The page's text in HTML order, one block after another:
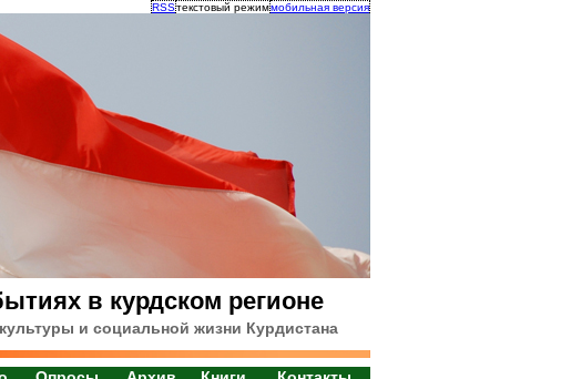
RSSтекстовый режиммобильная версия
в курдском регионе
и социальной жизни Курдистана